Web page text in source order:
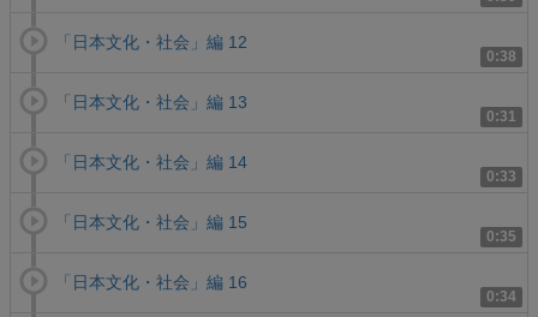
0:38
「日本文化・社会」編 12
0:31
「日本文化・社会」編 13
0:33
「日本文化・社会」編 14
0:35
「日本文化・社会」編 15
0:34
「日本文化・社会」編 16